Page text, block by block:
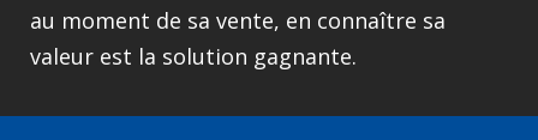
au moment de sa vente, en connaître sa
valeur est la solution gagnante.